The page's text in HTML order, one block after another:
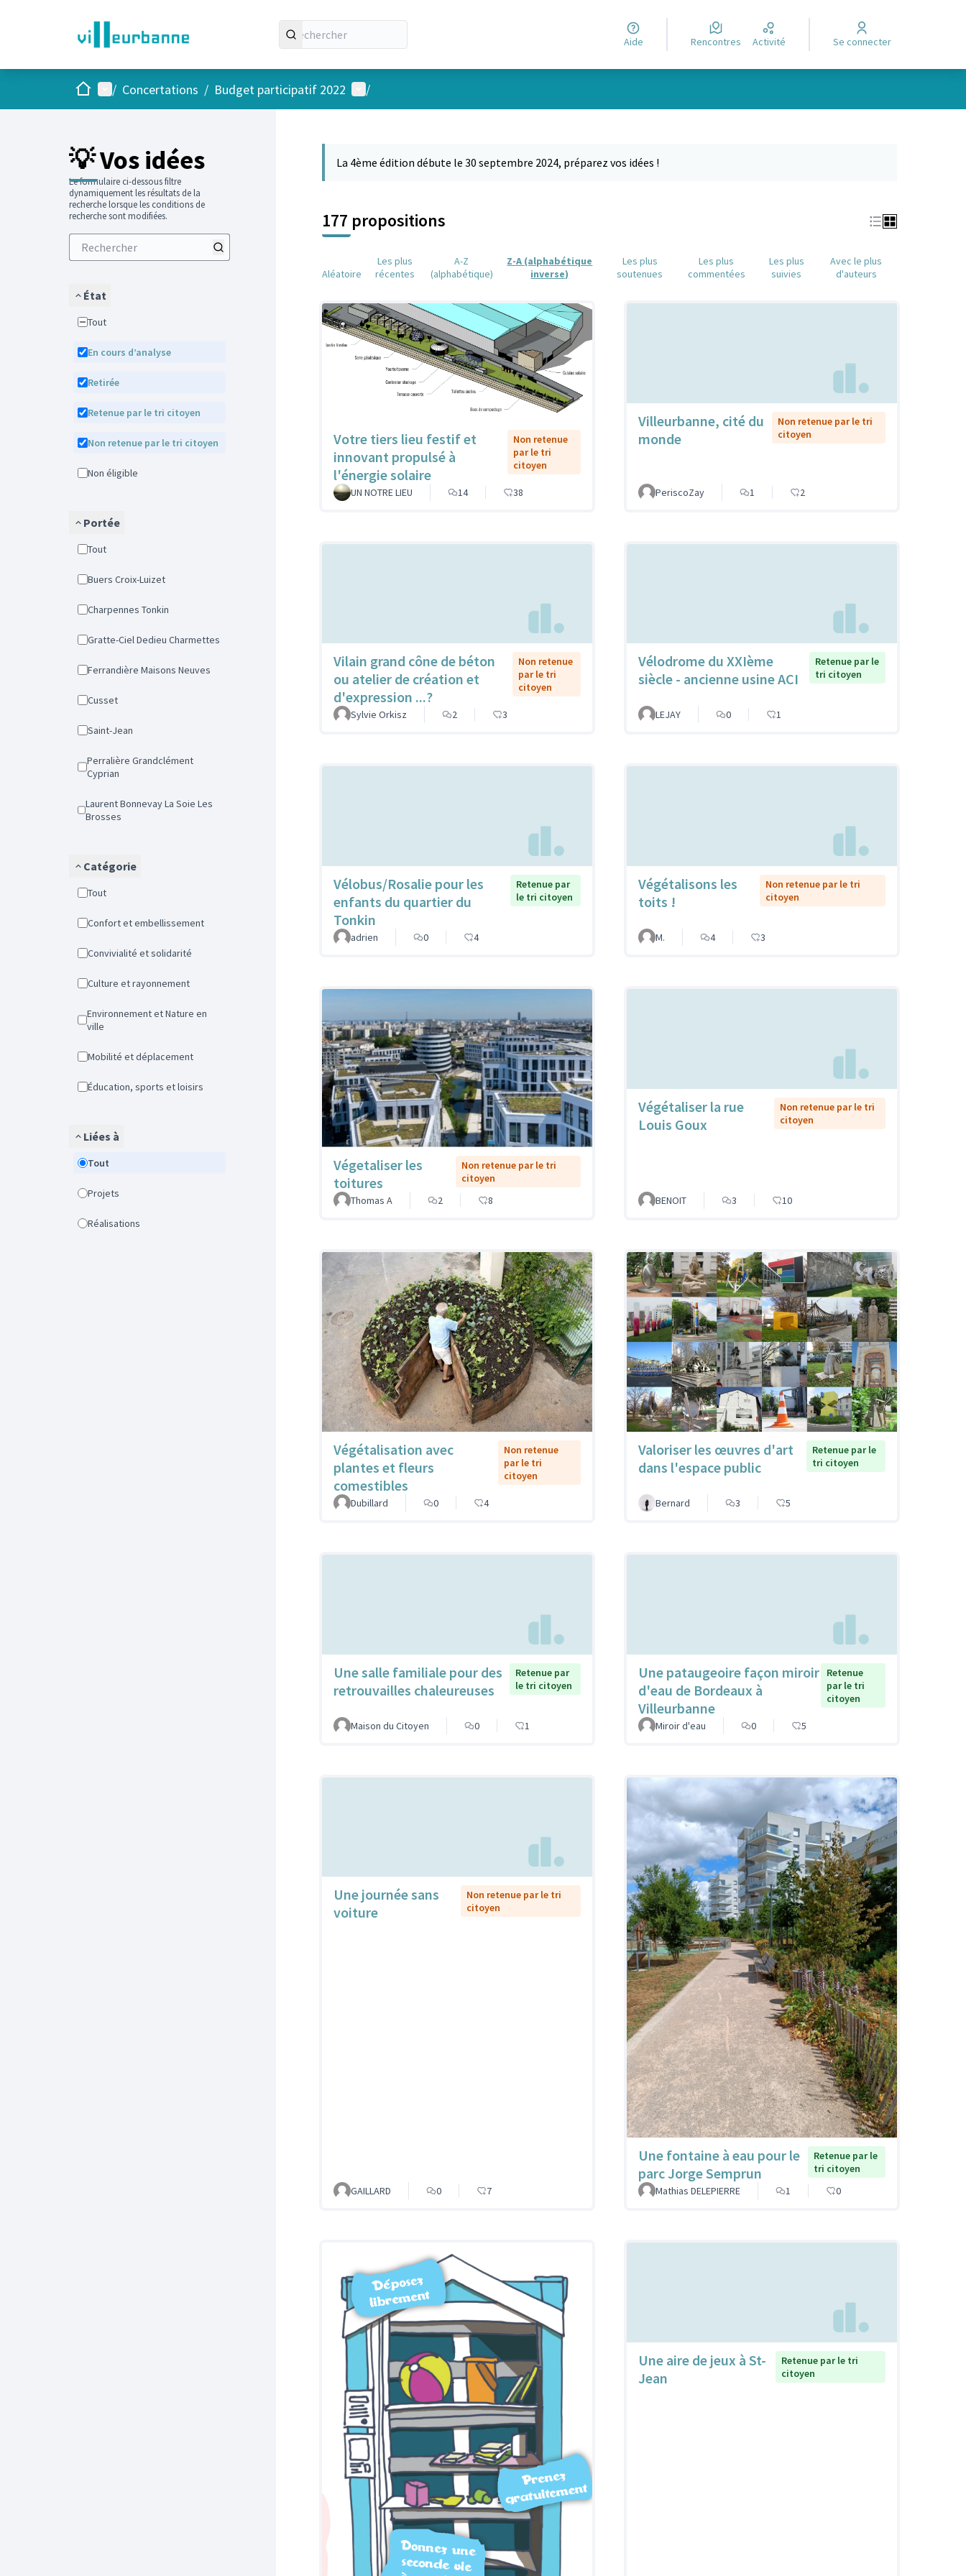
Aide Rencontres Activité Se connecter
AccueilMenu principal
/ Concertations / Budget participatif 2022 Menu utilisateur
/
💡 Vos idées
Le formulaire ci-dessous filtre
dynamiquement les résultats de la
recherche lorsque les conditions de
recherche sont modifiées.
État
Tout
En cours d’analyse
Retirée
Retenue par le tri citoyen
Non retenue par le tri citoyen
Non éligible
Portée
Tout
Buers Croix-Luizet
Charpennes Tonkin
Gratte-Ciel Dedieu Charmettes
Ferrandière Maisons Neuves
Cusset
Saint-Jean
Perralière Grandclément
Cyprian
Laurent Bonnevay La Soie Les
Brosses
Catégorie
Tout
Confort et embellissement
Convivialité et solidarité
Culture et rayonnement
Environnement et Nature en
ville
Mobilité et déplacement
Éducation, sports et loisirs
Liées à
Tout
Projets
Réalisations
La 4ème édition débute le 30 septembre 2024, préparez vos idées !
177 propositions
Aléatoire
Les plus
récentes
A-Z
(alphabétique)
Z-A (alphabétique
inverse)
Les plus
soutenues
Les plus
commentées
Les plus
suivies
Avec le plus
d'auteurs
Votre tiers lieu festif et
innovant propulsé à
l'énergie solaire
Non retenue
par le tri
citoyen
UN NOTRE LIEU 14 38
Villeurbanne, cité du
monde
Non retenue par le tri
citoyen
PeriscoZay 1 2
Vilain grand cône de béton
ou atelier de création et
d'expression ...?
Non retenue
par le tri
citoyen
Sylvie Orkisz 2 3
Vélodrome du XXIème
siècle - ancienne usine ACI
Retenue par le
tri citoyen
LEJAY 0 1
Vélobus/Rosalie pour les
enfants du quartier du
Tonkin
Retenue par
le tri citoyen
adrien 0 4
Végétalisons les
toits !
Non retenue par le tri
citoyen
M. 4 3
Végetaliser les
toitures
Non retenue par le tri
citoyen
Thomas A
2 8
Végétaliser la rue
Louis Goux
Non retenue par le tri
citoyen
BENOIT 3 10
Végétalisation avec
plantes et fleurs
comestibles
Non retenue
par le tri
citoyen
Dubillard 0 4
Valoriser les œuvres d'art
dans l'espace public
Retenue par le
tri citoyen
Bernard 3 5
Une salle familiale pour des
retrouvailles chaleureuses
Retenue par
le tri citoyen
Maison du Citoyen 0 1
Une pataugeoire façon miroir
d'eau de Bordeaux à
Villeurbanne
Retenue
par le tri
citoyen
Miroir d'eau 0 5
Une journée sans
voiture
Non retenue par le tri
citoyen
GAILLARD 0 7
Une fontaine à eau pour le
parc Jorge Semprun
Retenue par le
tri citoyen
Mathias DELEPIERRE
1 0
Une aire de jeux à St-
Jean
Retenue par le tri
citoyen